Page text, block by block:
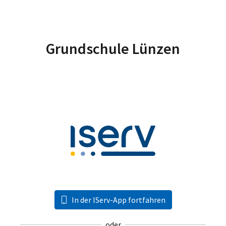
Grundschule Lünzen
In der IServ-App fortfahren